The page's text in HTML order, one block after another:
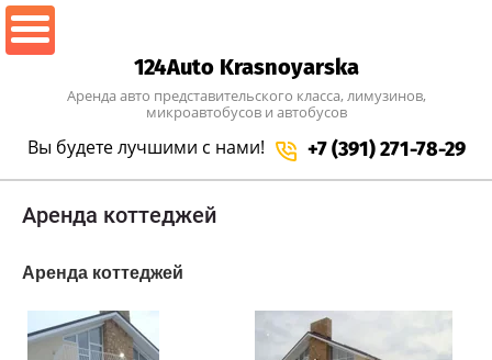
124Auto Krasnoyarska
Аренда авто представительского класса, лимузинов,
микроавтобусов и автобусов
Вы будете лучшими с нами! +7 (391) 271-78-29
Аренда коттеджей
Аренда коттеджей